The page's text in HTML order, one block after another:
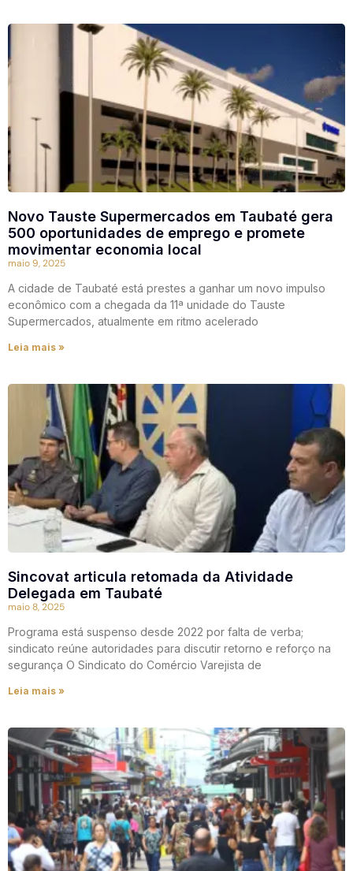
Novo Tauste Supermercados em Taubaté gera
500 oportunidades de emprego e promete
movimentar economia local
maio 9, 2025
A cidade de Taubaté está prestes a ganhar um novo impulso
econômico com a chegada da 11ª unidade do Tauste
Supermercados, atualmente em ritmo acelerado
Leia mais »
Sincovat articula retomada da Atividade
Delegada em Taubaté
maio 8, 2025
Programa está suspenso desde 2022 por falta de verba;
sindicato reúne autoridades para discutir retorno e reforço na
segurança O Sindicato do Comércio Varejista de
Leia mais »